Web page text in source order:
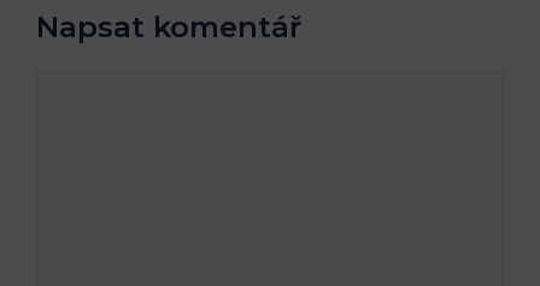
Napsat komentář